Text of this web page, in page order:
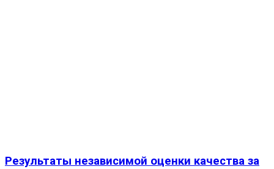
Результаты независимой оценки качества за